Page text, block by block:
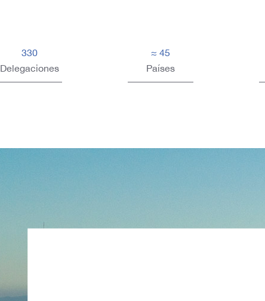
330
Delegaciones
≈ 45
Países